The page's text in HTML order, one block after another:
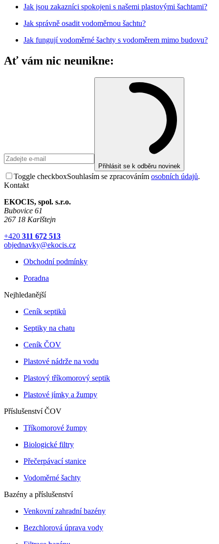
Jak jsou zakazníci spokojeni s našemi plastovými šachtami?
Jak správně osadit vodoměrnou šachtu?
Jak fungují vodoměrné šachty s vodoměrem mimo budovu?
Ať vám nic neunikne:
Přihlásit se k odběru novinek
Toggle checkboxSouhlasím se zpracováním osobních údajů.
Kontakt
EKOCIS, spol. s.r.o.
Bubovice 61
267 18 Karlštejn
+420 311 672 513
objednavky@ekocis.cz
Obchodní podmínky
Poradna
Nejhledanější
Ceník septiků
Septiky na chatu
Ceník ČOV
Plastové nádrže na vodu
Plastový tříkomorový septik
Plastové jímky a žumpy
Příslušenství ČOV
Tříkomorové žumpy
Biologické filtry
Přečerpávací stanice
Vodoměrné šachty
Bazény a příslušenství
Venkovní zahradní bazény
Bezchlorová úprava vody